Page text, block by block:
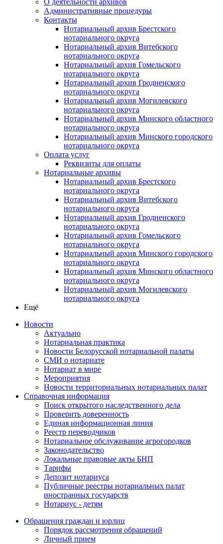
Административные процедуры
Контакты
Нотариальный архив Брестского
нотариального округа
Нотариальный архив Витебского
нотариального округа
Нотариальный архив Гомельского
нотариального округа
Нотариальный архив Гродненского
нотариального округа
Нотариальный архив Могилевского
нотариального округа
Нотариальный архив Минского областного
нотариального округа
Нотариальный архив Минского городского
нотариального округа
Оплата услуг
Реквизиты для оплаты
Нотариальные архивы
Нотариальный архив Брестского
нотариального округа
Нотариальный архив Витебского
нотариального округа
Нотариальный архив Гродненского
нотариального округа
Нотариальный архив Гомельского
нотариального округа
Нотариальный архив Минского городского
нотариального округа
Нотариальный архив Минского областного
нотариального округа
Нотариальный архив Могилевского
нотариального округа
Ещё
Новости
Актуально
Нотариальная практика
Новости Белорусской нотариальной палаты
СМИ о нотариате
Нотариат в мире
Мероприятия
Новости территориальных нотариальных палат
Справочная информация
Поиск открытого наследственного дела
Проверить доверенность
Единая информационная линия
Реестр переводчиков
Нотариальное обслуживание агрогородков
Законодательство
Локальные правовые акты БНП
Тарифы
Депозит нотариуса
Публичные реестры нотариальных палат
иностранных государств
Нотариус - детям
Обращения граждан и юрлиц
Порядок рассмотрения обращений
Личный прием